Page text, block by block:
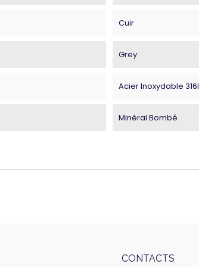
Cuir
Grey
Acier Inoxydable 316l
Minéral Bombé
CONTACTS